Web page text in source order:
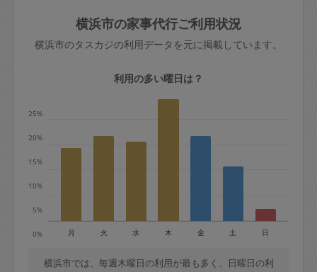
依頼者不在による当日キャンセル＝依頼
金額の100%＋交通費全額
※例：依頼日時／土曜日午前9時開始の場
50%
金曜日9時～土曜日8時まで＝依頼金額の
＋交通費全額
依頼者不在による当日キャンセル＝依頼
金額の100%＋交通費全額
きた場合は損害保険の対象外となるので
ご注意ください。
玉、など
あわせてこちらも参照ください：初めて
はありますか？
横浜市の家事代行ご利用状況
横浜市のタスカジの利用データを元に掲載しています。
利用の多い曜日は？
0%
5%
10%
15%
20%
25%
月 火 水 木 金 土 日
横浜市では、毎週木曜日の利用が最も多く、日曜日の利